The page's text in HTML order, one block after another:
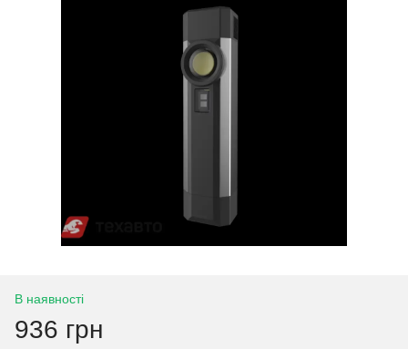
В наявності
936 грн